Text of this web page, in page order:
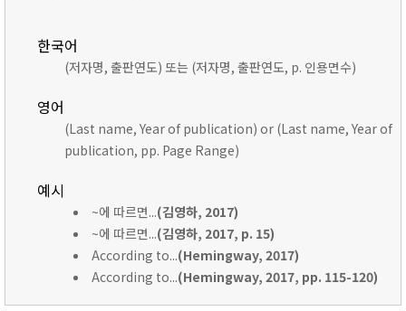
한국어
(저자명, 출판연도) 또는 (저자명, 출판연도, p. 인용면수)
영어
(Last name, Year of publication) or (Last name, Year of
publication, pp. Page Range)
예시
~에 따르면...(김영하, 2017)
~에 따르면...(김영하, 2017, p. 15)
According to...(Hemingway, 2017)
According to...(Hemingway, 2017, pp. 115-120)